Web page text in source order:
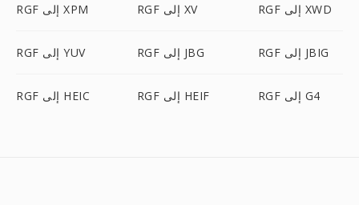
RGF إلى XPM RGF إلى XV RGF إلى XWD
RGF إلى YUV RGF إلى JBG RGF إلى JBIG
RGF إلى HEIC RGF إلى HEIF RGF إلى G4